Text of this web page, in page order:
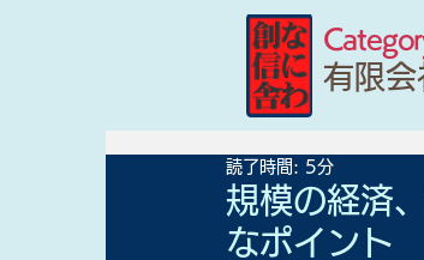
有限
規模の経済
なポイント
読了時間: 5分